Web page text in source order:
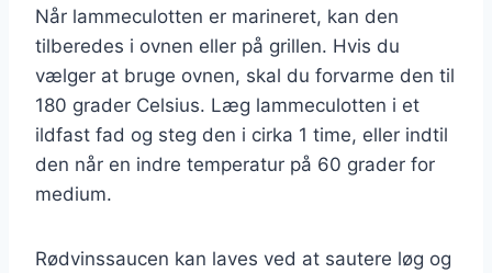
Når lammeculotten er marineret, kan den
tilberedes i ovnen eller på grillen. Hvis du
vælger at bruge ovnen, skal du forvarme den til
180 grader Celsius. Læg lammeculotten i et
ildfast fad og steg den i cirka 1 time, eller indtil
den når en indre temperatur på 60 grader for
medium.
Rødvinssaucen kan laves ved at sautere løg og